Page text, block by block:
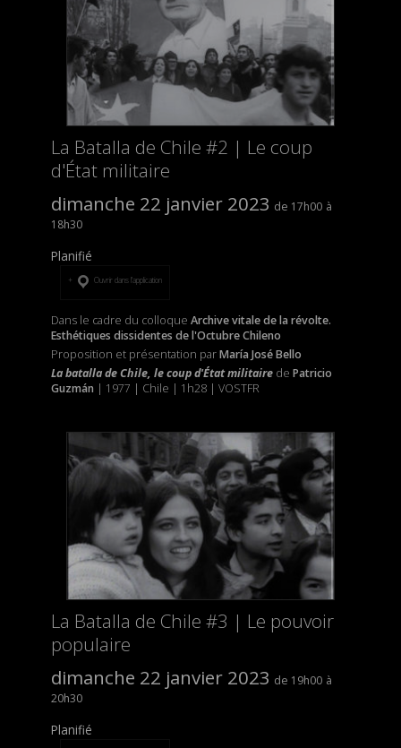
La Batalla de Chile #2 | Le coup
d'État militaire
dimanche 22 janvier 2023
17h00
18h30
Planifié
Ouvrir dans l’application
Dans le cadre du colloque Archive vitale de la révolte.
Esthétiques dissidentes de l'Octubre Chileno
Proposition et présentation parMaría José Bello
La batalla de Chile, le coup d'État militairede Patricio
Guzmán | 1977 | Chile | 1h28 | VOSTFR
La Batalla de Chile #3 | Le pouvoir
populaire
dimanche 22 janvier 2023
19h00
20h30
Planifié